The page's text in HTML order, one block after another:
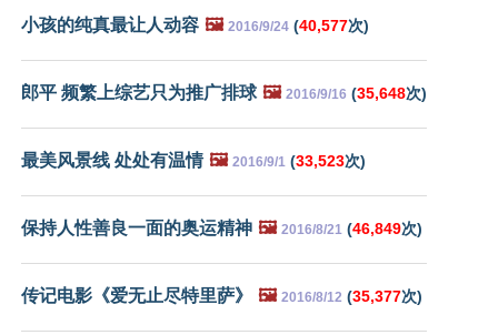
小孩的纯真最让人动容 🖼️ 2016/9/24 (40,577次)
郎平 频繁上综艺只为推广排球 🖼️ 2016/9/16 (35,648次)
最美风景线 处处有温情 🖼️ 2016/9/1 (33,523次)
保持人性善良一面的奥运精神 🖼️ 2016/8/21 (46,849次)
传记电影《爱无止尽特里萨》 🖼️ 2016/8/12 (35,377次)